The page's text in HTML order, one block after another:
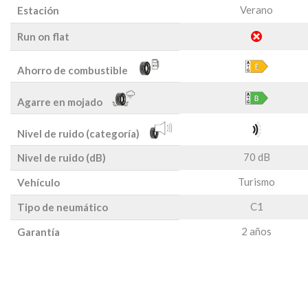
Estación Verano
Run on flat
Ahorro de combustible
Agarre en mojado
Nivel de ruido (categoría)
Nivel de ruido (dB)
70 dB
Vehículo Turismo
Tipo de neumático C1
Garantía 2 años